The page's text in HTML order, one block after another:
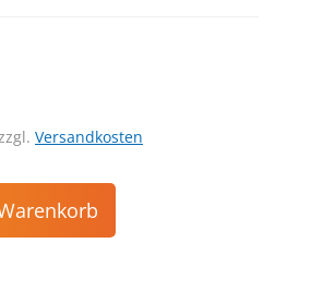
Versandkosten